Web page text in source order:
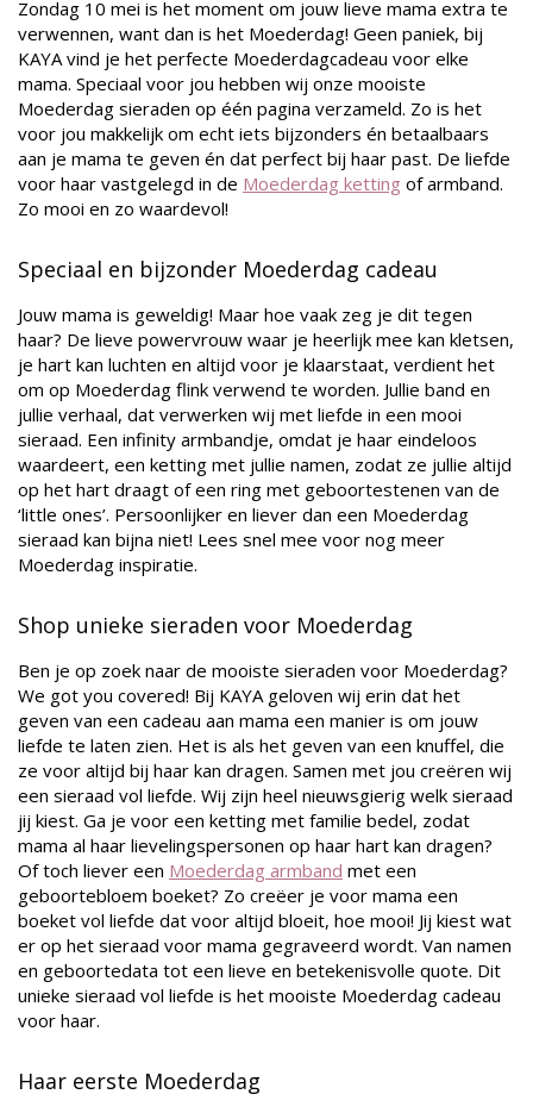
Zondag 10 mei is het moment om jouw lieve mama extra te
verwennen, want dan is het Moederdag! Geen paniek, bij
KAYA vind je het perfecte Moederdagcadeau voor elke
mama. Speciaal voor jou hebben wij onze mooiste
Moederdag sieraden op één pagina verzameld. Zo is het
voor jou makkelijk om echt iets bijzonders én betaalbaars
aan je mama te geven én dat perfect bij haar past. De liefde
voor haar vastgelegd in de Moederdag ketting of armband.
Zo mooi en zo waardevol!
Speciaal en bijzonder Moederdag cadeau
Jouw mama is geweldig! Maar hoe vaak zeg je dit tegen
haar? De lieve powervrouw waar je heerlijk mee kan kletsen,
je hart kan luchten en altijd voor je klaarstaat, verdient het
om op Moederdag flink verwend te worden. Jullie band en
jullie verhaal, dat verwerken wij met liefde in een mooi
sieraad. Een infinity armbandje, omdat je haar eindeloos
waardeert, een ketting met jullie namen, zodat ze jullie altijd
op het hart draagt of een ring met geboortestenen van de
‘little ones’. Persoonlijker en liever dan een Moederdag
sieraad kan bijna niet! Lees snel mee voor nog meer
Moederdag inspiratie.
Shop unieke sieraden voor Moederdag
Ben je op zoek naar de mooiste sieraden voor Moederdag?
We got you covered! Bij KAYA geloven wij erin dat het
geven van een cadeau aan mama een manier is om jouw
liefde te laten zien. Het is als het geven van een knuffel, die
ze voor altijd bij haar kan dragen. Samen met jou creëren wij
een sieraad vol liefde. Wij zijn heel nieuwsgierig welk sieraad
jij kiest. Ga je voor een ketting met familie bedel, zodat
mama al haar lievelingspersonen op haar hart kan dragen?
Of toch liever een Moederdag armband met een
geboortebloem boeket? Zo creëer je voor mama een
boeket vol liefde dat voor altijd bloeit, hoe mooi! Jij kiest wat
er op het sieraad voor mama gegraveerd wordt. Van namen
en geboortedata tot een lieve en betekenisvolle quote. Dit
unieke sieraad vol liefde is het mooiste Moederdag cadeau
voor haar.
Haar eerste Moederdag